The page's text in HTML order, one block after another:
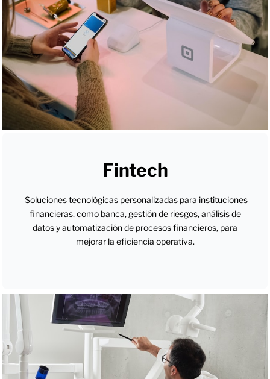
Fintech
Soluciones tecnológicas personalizadas para instituciones
financieras, como banca, gestión de riesgos, análisis de
datos y automatización de procesos financieros, para
mejorar la eficiencia operativa.